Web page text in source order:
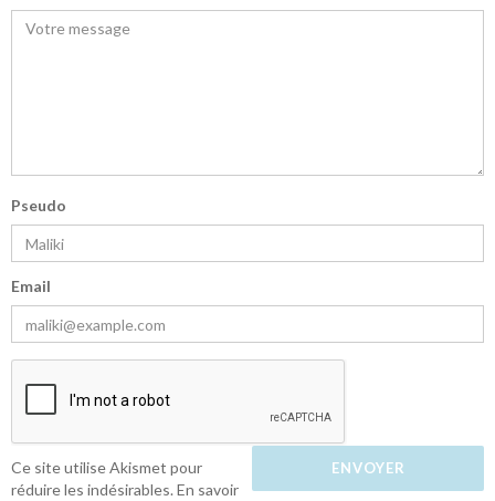
Pseudo
Email
Ce site utilise Akismet pour
réduire les indésirables.En savoir